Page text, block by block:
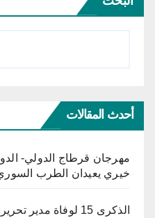
أحدث المقالات
خيري يعيدان الطرب
الذكرى 15 لوفاة